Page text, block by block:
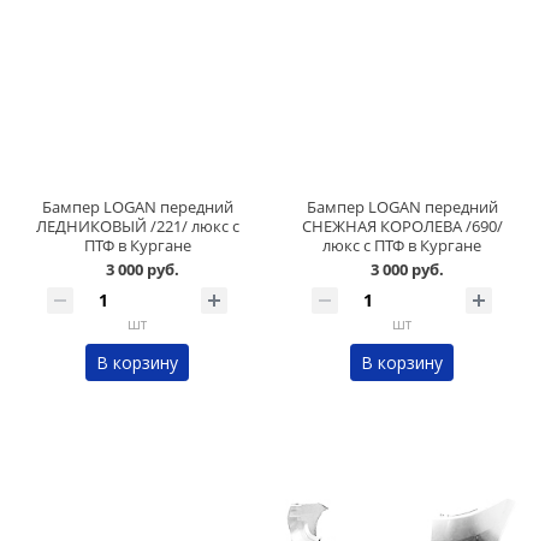
Бампер LOGAN передний
ЛЕДНИКОВЫЙ /221/ люкс с
ПТФ в Кургане
3 000 руб.
шт
В корзину
Бампер LOGAN передний
СНЕЖНАЯ КОРОЛЕВА /690/
люкс с ПТФ в Кургане
3 000 руб.
шт
В корзину